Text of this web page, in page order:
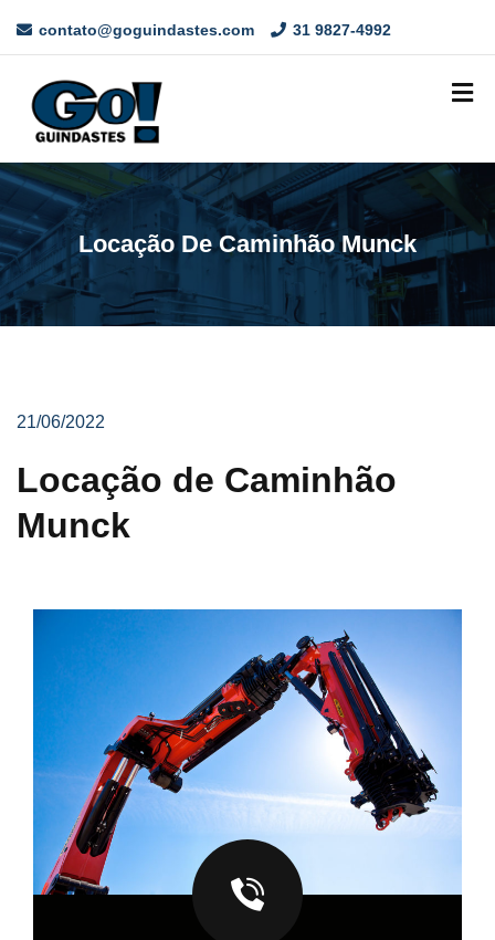
contato@goguindastes.com 31 9827-4992
Locação De Caminhão Munck
21/06/2022
Locação de Caminhão
Munck